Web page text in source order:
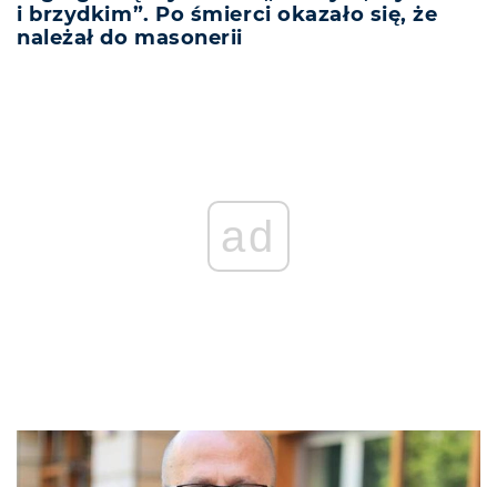
i brzydkim”. Po śmierci okazało się, że
należał do masonerii
ad